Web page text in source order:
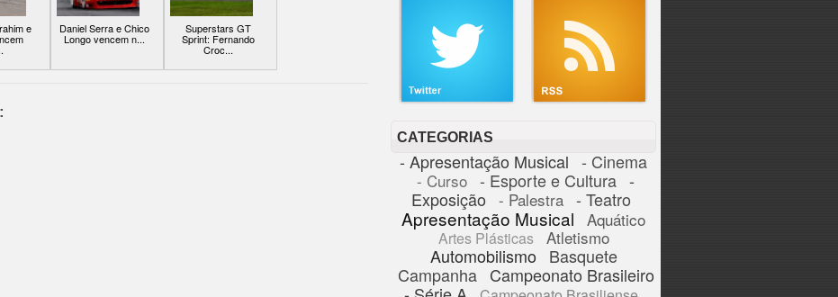
e Daniel Serra e Chico
Longo vencem n...
Superstars GT
Sprint: Fernando
Croc...
CATEGORIAS
- Apresentação Musical - Cinema
- Curso - Esporte e Cultura -
Exposição - Palestra - Teatro
Apresentação Musical Aquático
Artes Plásticas Atletismo
Automobilismo
Basquete
Campanha Campeonato Brasileiro